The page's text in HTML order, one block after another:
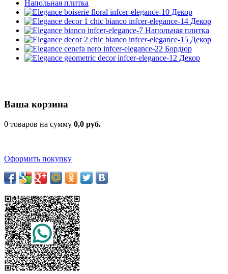
Ваша корзина
0 товаров на сумму 0,0 руб.
Оформить покупку